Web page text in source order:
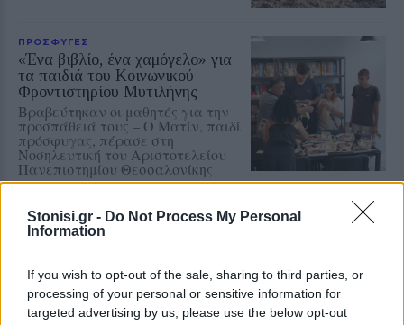
Stonisi.gr - Do Not Process My Personal
Information
If you wish to opt-out of the sale, sharing to third parties, or
processing of your personal or sensitive information for
targeted advertising by us, please use the below opt-out
ΠΡΟΣΦΥΓΕΣ
«Ένα βιβλίο, ένα χαμόγελο» για
τα παιδιά του Κοινωνικού
Φροντιστηρίου Μυτιλήνης
Βραβεύτηκαν οι μαθητές για την
προσπάθειά τους – Ο Ματίν, παιδί
πρόσφυγας, πέρασε στη
Νοσηλευτική του Αριστοτελείου
Πανεπιστημίου Θεσσαλονίκης
ΡΕΠΟΡΤΑΖ ΔΡΑΣΕΙΣ
Για τον «πυρηνικό εφιάλτη»
Μια συγκέντρωση γεμάτη
μηνύματα και νοήματα για τον
πόλεμο και την ειρήνη